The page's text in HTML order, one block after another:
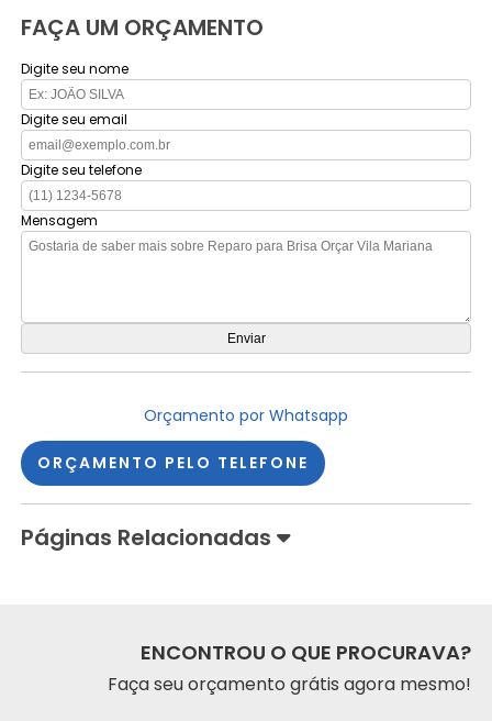
FAÇA UM ORÇAMENTO
Digite seu nome
Digite seu email
Digite seu telefone
Mensagem
Orçamento por Whatsapp
ORÇAMENTO PELO TELEFONE
Páginas Relacionadas
ENCONTROU O QUE PROCURAVA?
Faça seu orçamento grátis agora mesmo!